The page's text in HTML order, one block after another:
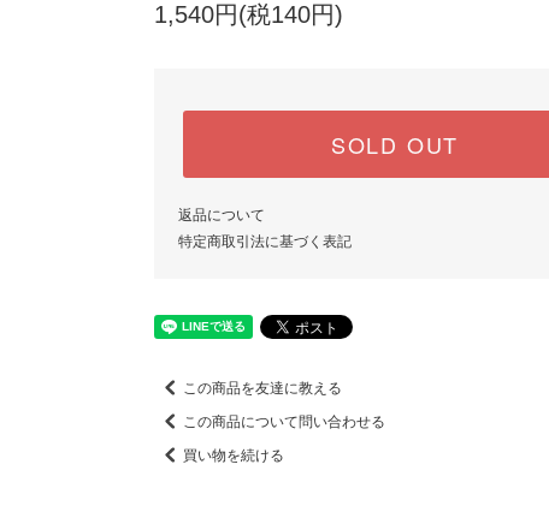
1,540円(税140円)
SOLD OUT
返品について
特定商取引法に基づく表記
この商品を友達に教える
この商品について問い合わせる
買い物を続ける